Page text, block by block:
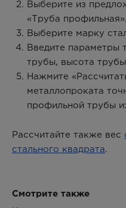
Выберите из
«Труба профильная».
Выберите марку
Введите параметры
трубы, высота
Нажмите
металлопроката
профильной трубы
Рассчитайте также вес
стального квадрата.
Смотрите также